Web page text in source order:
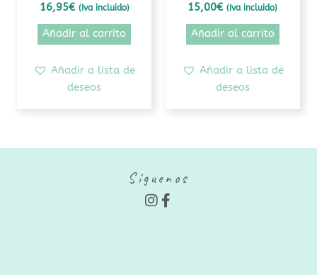
16,95€ (Iva incluido)
Añadir al carrito
Añadir a lista de
deseos
15,00€ (Iva incluido)
Añadir al carrito
Añadir a lista de
deseos
Síguenos
I
n
F
a